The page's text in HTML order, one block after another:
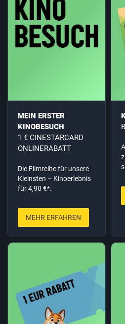
MEIN ERSTER
KINOBESUCH
1 € CINESTARCARD
ONLINERABATT
Die Filmreihe für unsere
Kleinsten – Kinoerlebnis
für 4,90 €*.
MEHR ERFAHREN